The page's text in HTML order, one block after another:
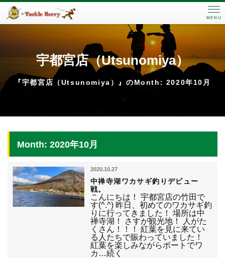
MENU
宇都宮店（Utsunomiya）
『宇都宮店（Utsunomiya）』のMonth: 2020年10月
Month: 2020年10月
2020.10.27
中禅寺湖ワカサギ釣りデビュー
戦。
こんにちは！ 宇都宮店の竹田で
す(^.^) 昨日、初めてのワカサギ釣
りに行ってきました！ 場所は中
禅寺湖！ さすが観光地！ 人がた
くさん！！！ 紅葉を見に来てい
る人たちで賑わっていました！
紅葉を楽しみながらボートでワ
カ…続く